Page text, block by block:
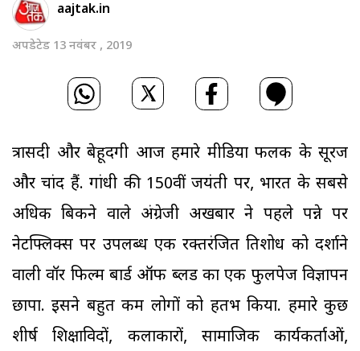
aajtak.in
अपडेटेड 13 नवंबर , 2019
त्रासदी और बेहूदगी आज हमारे मीडिया फलक के सूरज
और चांद हैं. गांधी की 150वीं जयंती पर, भारत के सबसे
अधिक बिकने वाले अंग्रेजी अखबार ने पहले पन्ने पर
नेटफ्लिक्स पर उपलब्ध एक रक्तरंजित प्रतिशोध को दर्शाने
वाली वॉर फिल्म बार्ड ऑफ ब्लड का एक फुलपेज विज्ञापन
छापा. इसने बहुत कम लोगों को हतप्रभ किया. हमारे कुछ
शीर्ष शिक्षाविदों, कलाकारों, सामाजिक कार्यकर्ताओं,